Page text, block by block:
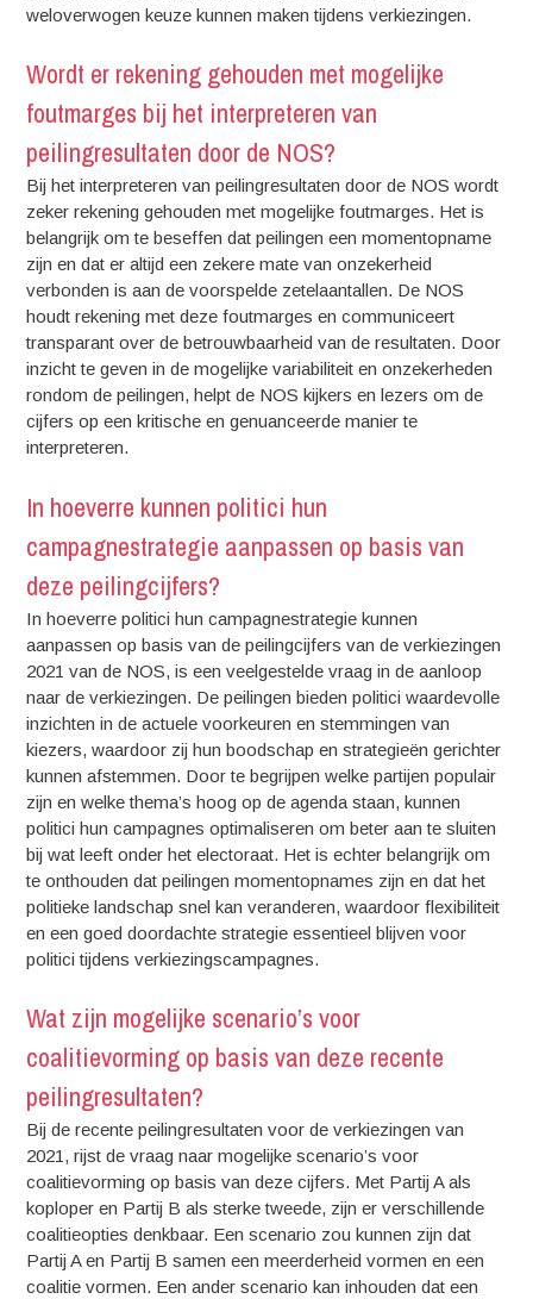
weloverwogen keuze kunnen maken tijdens verkiezingen.
Wordt er rekening gehouden met mogelijke
foutmarges bij het interpreteren van
peilingresultaten door de NOS?
Bij het interpreteren van peilingresultaten door de NOS wordt
zeker rekening gehouden met mogelijke foutmarges. Het is
belangrijk om te beseffen dat peilingen een momentopname
zijn en dat er altijd een zekere mate van onzekerheid
verbonden is aan de voorspelde zetelaantallen. De NOS
houdt rekening met deze foutmarges en communiceert
transparant over de betrouwbaarheid van de resultaten. Door
inzicht te geven in de mogelijke variabiliteit en onzekerheden
rondom de peilingen, helpt de NOS kijkers en lezers om de
cijfers op een kritische en genuanceerde manier te
interpreteren.
In hoeverre kunnen politici hun
campagnestrategie aanpassen op basis van
deze peilingcijfers?
In hoeverre politici hun campagnestrategie kunnen
aanpassen op basis van de peilingcijfers van de verkiezingen
2021 van de NOS, is een veelgestelde vraag in de aanloop
naar de verkiezingen. De peilingen bieden politici waardevolle
inzichten in de actuele voorkeuren en stemmingen van
kiezers, waardoor zij hun boodschap en strategieën gerichter
kunnen afstemmen. Door te begrijpen welke partijen populair
zijn en welke thema’s hoog op de agenda staan, kunnen
politici hun campagnes optimaliseren om beter aan te sluiten
bij wat leeft onder het electoraat. Het is echter belangrijk om
te onthouden dat peilingen momentopnames zijn en dat het
politieke landschap snel kan veranderen, waardoor flexibiliteit
en een goed doordachte strategie essentieel blijven voor
politici tijdens verkiezingscampagnes.
Wat zijn mogelijke scenario’s voor
coalitievorming op basis van deze recente
peilingresultaten?
Bij de recente peilingresultaten voor de verkiezingen van
2021, rijst de vraag naar mogelijke scenario’s voor
coalitievorming op basis van deze cijfers. Met Partij A als
koploper en Partij B als sterke tweede, zijn er verschillende
coalitieopties denkbaar. Een scenario zou kunnen zijn dat
Partij A en Partij B samen een meerderheid vormen en een
coalitie vormen. Een ander scenario kan inhouden dat een